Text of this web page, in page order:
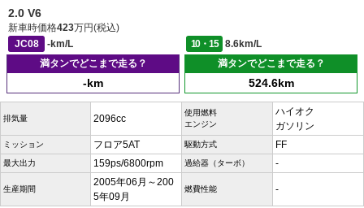
2.0 V6
新車時価格423万円(税込)
JC08
-km/L 10・15
8.6km/L
満タンでどこまで走る？
-km
満タンでどこまで走る？
524.6km
排気量 2096cc
使用燃料
エンジン
ハイオク
ガソリン
ミッション フロア5AT 駆動方式 FF
最大出力 159ps/6800rpm 過給器（ターボ） -
生産期間
2005年06月～200
5年09月
燃費性能 -